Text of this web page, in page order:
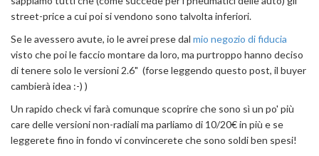
street-price a cui poi si vendono sono talvolta inferiori.
Se le avessero avute, io le avrei prese dal mio negozio di fiducia
visto che poi le faccio montare da loro, ma purtroppo hanno deciso
di tenere solo le versioni 2.6" (forse leggendo questo post, il buyer
cambierà idea :-) )
Un rapido check vi farà comunque scoprire che sono sì un po' più
care delle versioni non-radiali ma parliamo di 10/20€ in più e se
leggerete fino in fondo vi convincerete che sono soldi ben spesi!